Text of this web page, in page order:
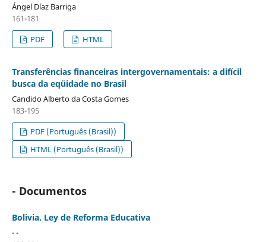
Ángel Díaz Barriga
161-181
PDF
HTML
Transferências financeiras intergovernamentais: a difícil
busca da eqüidade no Brasil
Candido Alberto da Costa Gomes
183-195
PDF (Português (Brasil))
HTML (Português (Brasil))
- Documentos
Bolivia. Ley de Reforma Educativa
- -